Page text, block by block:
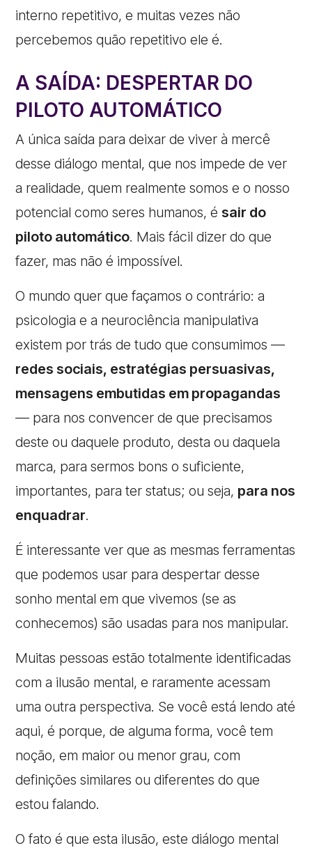
interno repetitivo, e muitas vezes não
percebemos quão repetitivo ele é.
A SAÍDA: DESPERTAR DO
PILOTO AUTOMÁTICO
A única saída para deixar de viver à mercê
desse diálogo mental, que nos impede de ver
a realidade, quem realmente somos e o nosso
potencial como seres humanos, é sair do
piloto automático. Mais fácil dizer do que
fazer, mas não é impossível.
O mundo quer que façamos o contrário: a
psicologia e a neurociência manipulativa
existem por trás de tudo que consumimos —
redes sociais, estratégias persuasivas,
mensagens embutidas em propagandas
— para nos convencer de que precisamos
deste ou daquele produto, desta ou daquela
marca, para sermos bons o suficiente,
importantes, para ter status; ou seja, para nos
enquadrar.
É interessante ver que as mesmas ferramentas
que podemos usar para despertar desse
sonho mental em que vivemos (se as
conhecemos) são usadas para nos manipular.
Muitas pessoas estão totalmente identificadas
com a ilusão mental, e raramente acessam
uma outra perspectiva. Se você está lendo até
aqui, é porque, de alguma forma, você tem
noção, em maior ou menor grau, com
definições similares ou diferentes do que
estou falando.
O fato é que esta ilusão, este diálogo mental